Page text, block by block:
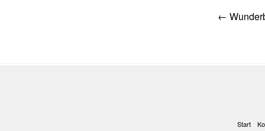
Post
←
Start